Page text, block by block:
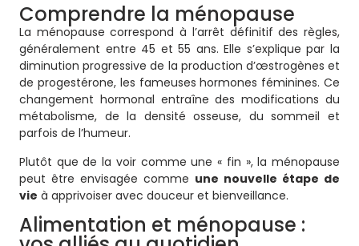
Comprendre la ménopause
La ménopause correspond à l’arrêt définitif des règles,
généralement entre 45 et 55 ans. Elle s’explique par la
diminution progressive de la production d’œstrogènes et
de progestérone, les fameuses hormones féminines. Ce
changement hormonal entraîne des modifications du
métabolisme, de la densité osseuse, du sommeil et
parfois de l’humeur.
Plutôt que de la voir comme une « fin », la ménopause
peut être envisagée comme une nouvelle étape de
vie à apprivoiser avec douceur et bienveillance.
Alimentation et ménopause :